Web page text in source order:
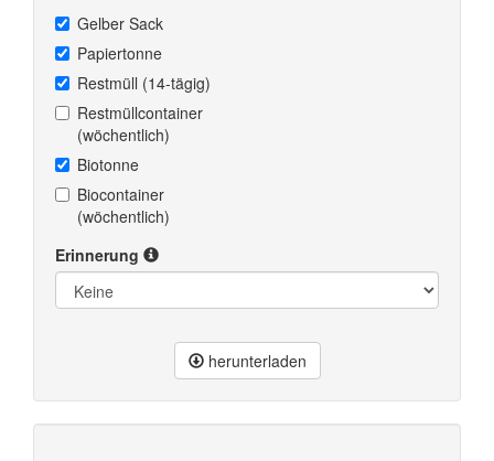
Gelber Sack
Papiertonne
Restmüll (14-tägig)
Restmüllcontainer
(wöchentlich)
Biotonne
Biocontainer
(wöchentlich)
Erinnerung
herunterladen